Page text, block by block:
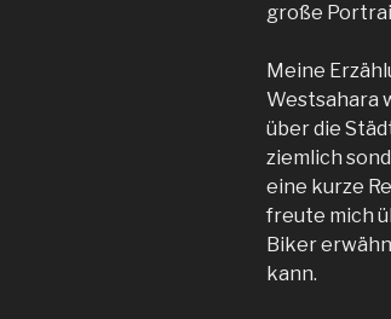
große
Meine
Westsahara
über die
ziemlich
eine kurze
freute mich
Biker
kann.